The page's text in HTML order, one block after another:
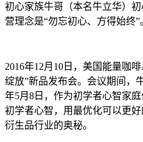
初心家族牛哥（本名牛立华）
营理念是“勿忘初心、方得始终”
2016年12月10日，美国能量咖
绽放”新品发布会。会议期间，
年5月8日，作为初学者心智家
初学者心智，用最优化可以更
衍生品行业的奥秘。